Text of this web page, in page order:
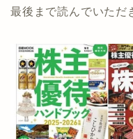
最後まで読んでいただ